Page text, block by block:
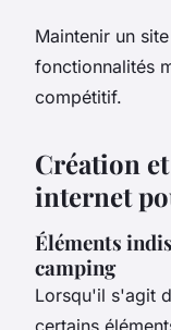
Maintenir un
fonctionnalités
compétitif.
Création
internet
Éléments
camping
Lorsqu'il s'agit
certains